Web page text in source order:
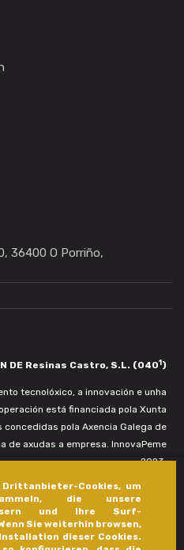
Cookies, um
die unsere
und Ihre Surf-
Sie weiterhin browsen,
dieser Cookies.
36400 O Porriño,
DE Resinas Castro, S.L. (0401)
tecnolóxico, a innovación e unha
está financiada pola Xunta
pola Axencia Galega de
de axudas a empresa. InnovaPeme
2023.